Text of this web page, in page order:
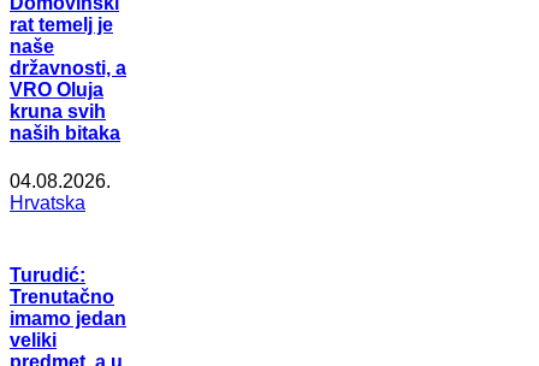
rat temelj je
naše
državnosti, a
VRO Oluja
kruna svih
naših bitaka
04.08.2026.
Hrvatska
Turudić:
Trenutačno
imamo jedan
veliki
predmet, a u